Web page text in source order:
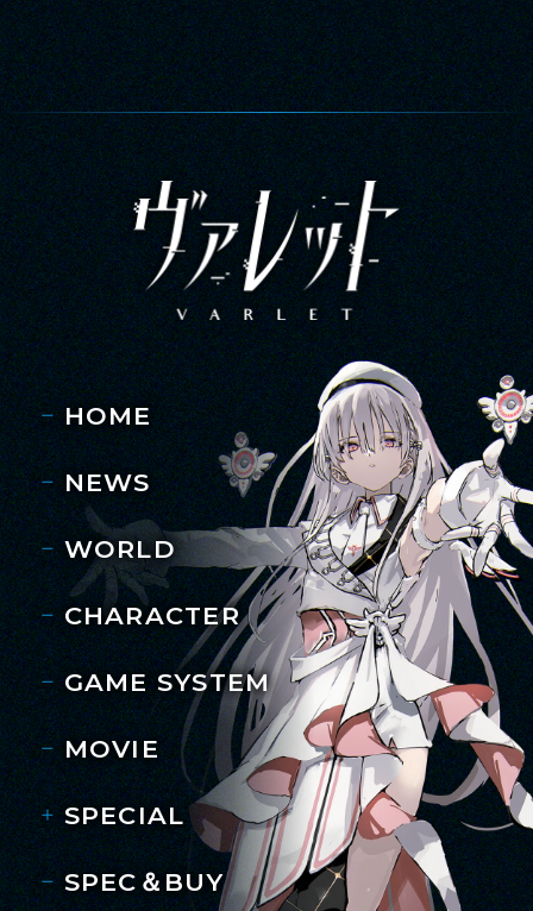
HOME
NEWS
WORLD
CHARACTER
GAME SYSTEM
MOVIE
SPECIAL
SPEC＆BUY